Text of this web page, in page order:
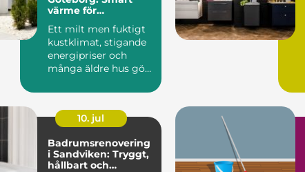
värme för
Ett milt men fuktigt
kustklimat, stigande
energipriser och
många äldre hus gör
10. jul
Badrumsrenovering
i Sandviken: Tryggt,
hållbart och